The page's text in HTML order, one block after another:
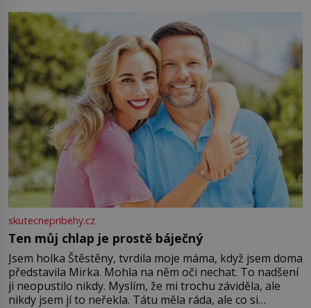
můžete obohatit své rituály a přinést do svého života
větší harmonii a klid. Je důležité
skutecnepribehy.cz
Ten můj chlap je prostě báječný
Jsem holka Štěstěny, tvrdila moje máma, když jsem doma
představila Mirka. Mohla na něm oči nechat. To nadšení
ji neopustilo nikdy. Myslím, že mi trochu záviděla, ale
nikdy jsem jí to neřekla. Tátu měla ráda, ale co si